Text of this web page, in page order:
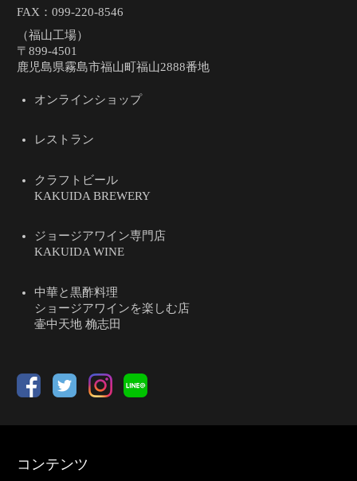
FAX：099-220-8546
（福山工場）
〒899-4501
鹿児島県霧島市福山町福山2888番地
オンラインショップ
レストラン
クラフトビール
KAKUIDA BREWERY
ジョージアワイン専門店
KAKUIDA WINE
中華と黒酢料理
ショージアワインを楽しむ店
壷中天地 桷志田
コンテンツ